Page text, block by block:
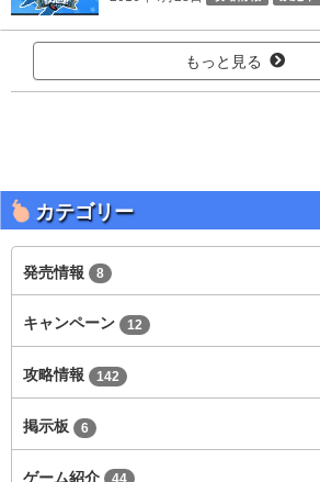
もっと見る
カテゴリー
発売情報 8
キャンペーン 12
攻略情報 142
掲示板 6
ゲーム紹介